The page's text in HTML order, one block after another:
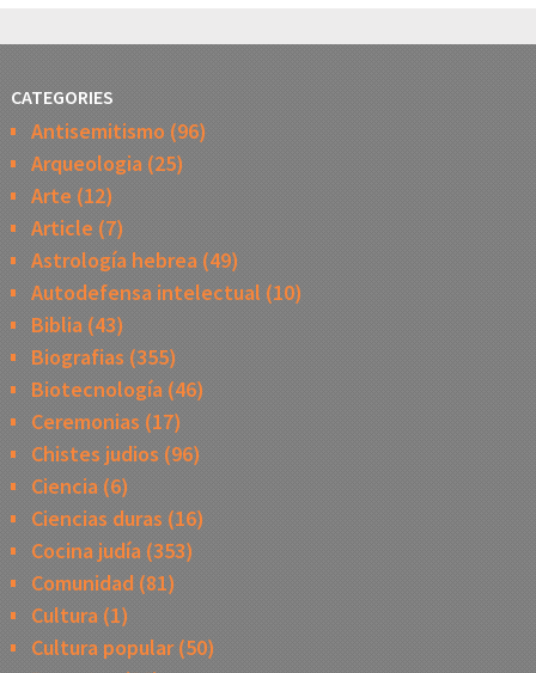
CATEGORIES
Antisemitismo (96)
Arqueologia(25)
Arte (12)
Article (7)
Astrología hebrea(49)
Autodefensa intelectual (10)
Biblia(43)
Biografias (355)
Biotecnología(46)
Ceremonias (17)
Chistes judios (96)
Ciencia(6)
Ciencias duras (16)
Cocina judía(353)
Comunidad(81)
Cultura(1)
Cultura popular(50)